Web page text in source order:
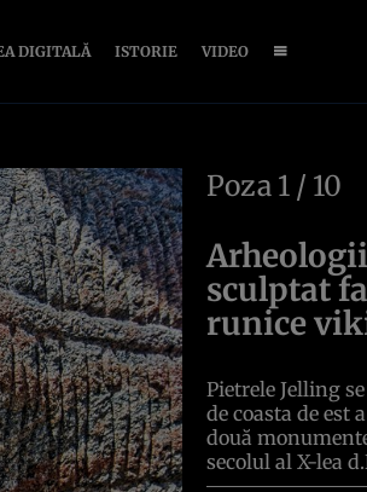
DIGITALĂ ISTORIE VIDEO
Poza 1 / 10
sculptat
runice
Pietrele Jelling
de coasta de est
două
secolul al X-lea